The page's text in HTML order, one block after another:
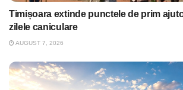
Timișoara extinde punctele de prim
zilele caniculare
AUGUST 7, 2026